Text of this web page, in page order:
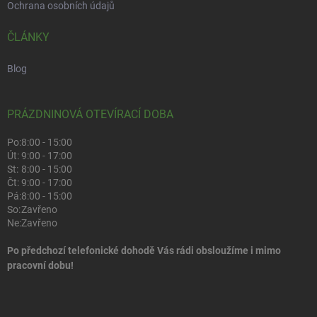
Ochrana osobních údajů
ČLÁNKY
Blog
PRÁZDNINOVÁ OTEVÍRACÍ DOBA
Po:8:00 - 15:00
Út:9:00 - 17:00
St: 8:00 - 15:00
Čt:9:00 - 17:00
Pá:8:00 - 15:00
So:Zavřeno
Ne:Zavřeno
Po předchozí telefonické dohodě Vás rádi obsloužíme i mimo
pracovní dobu!